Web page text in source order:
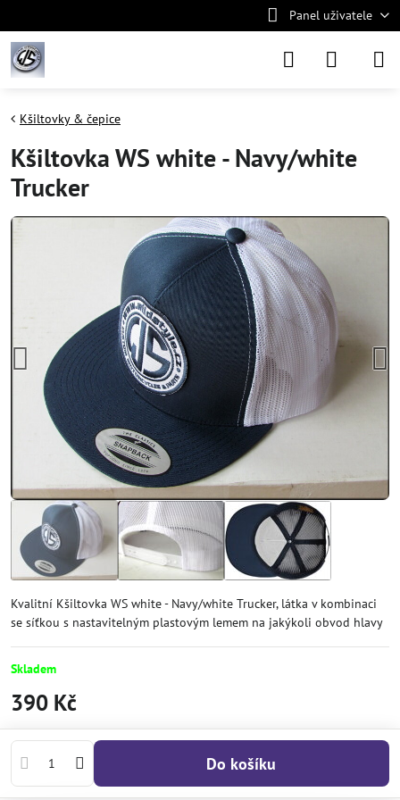
Panel uživatele
Kšiltovky & čepice
Kšiltovka WS white - Navy/white
Trucker
Kvalitní Kšiltovka WS white - Navy/white Trucker, látka v kombinaci
se síťkou s nastavitelným plastovým lemem na jakýkoli obvod hlavy
Skladem
390 Kč
Do košíku